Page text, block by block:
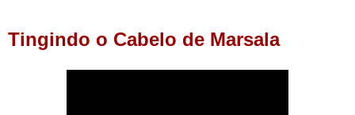
Tingindo o Cabelo de Marsala